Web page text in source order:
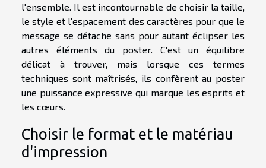
l'ensemble. Il est incontournable de choisir la taille,
le style et l'espacement des caractères pour que le
message se détache sans pour autant éclipser les
autres éléments du poster. C'est un équilibre
délicat à trouver, mais lorsque ces termes
techniques sont maîtrisés, ils confèrent au poster
une puissance expressive qui marque les esprits et
les cœurs.
Choisir le format et le matériau
d'impression